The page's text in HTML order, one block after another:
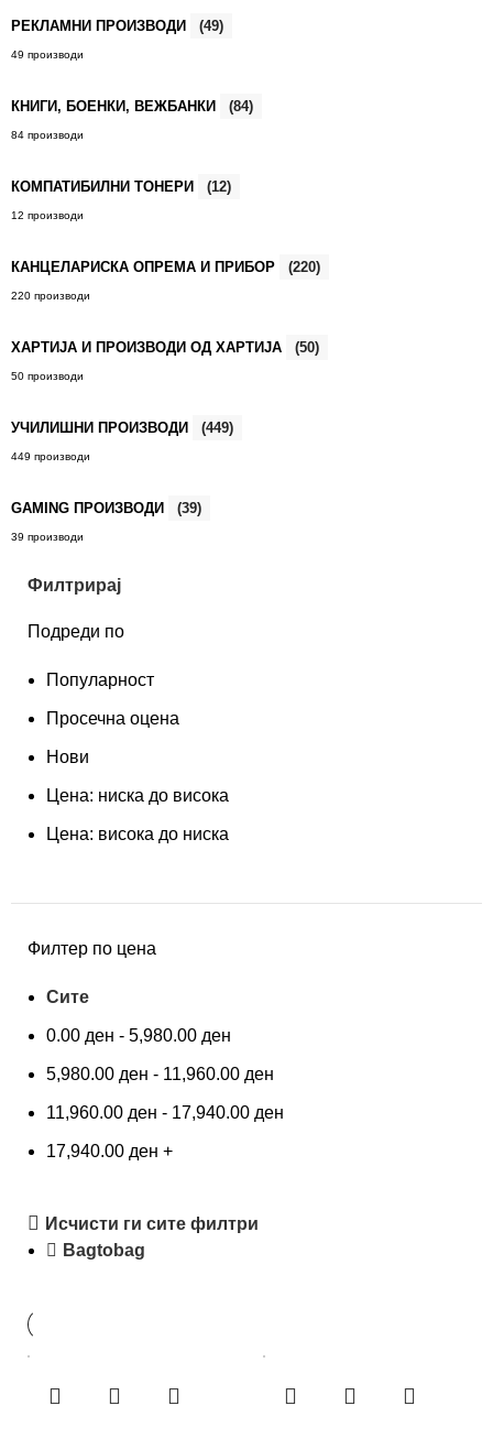
РЕКЛАМНИ ПРОИЗВОДИ (49)
49 производи
КНИГИ, БОЕНКИ, ВЕЖБАНКИ (84)
84 производи
КОМПАТИБИЛНИ ТОНЕРИ (12)
12 производи
КАНЦЕЛАРИСКА ОПРЕМА И ПРИБОР (220)
220 производи
ХАРТИЈА И ПРОИЗВОДИ ОД ХАРТИЈА (50)
50 производи
УЧИЛИШНИ ПРОИЗВОДИ (449)
449 производи
GAMING ПРОИЗВОДИ (39)
39 производи
Филтрирај
Подреди по
Популарност
Просечна оцена
Нови
Цена: ниска до висока
Цена: висока до ниска
Филтер по цена
Сите
0.00 ден - 5,980.00 ден
5,980.00 ден - 11,960.00 ден
11,960.00 ден - 17,940.00 ден
17,940.00 ден +
Исчисти ги сите филтри
Bagtobag